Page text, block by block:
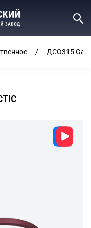
ДСО315